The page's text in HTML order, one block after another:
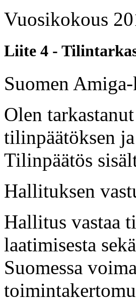
Vuosikokous
Liite 4 -
Suomen
Olen
tilinpäätöksen
Tilinpäätös
Hallituksen
Hallitus vastaa
laatimisesta
Suomessa